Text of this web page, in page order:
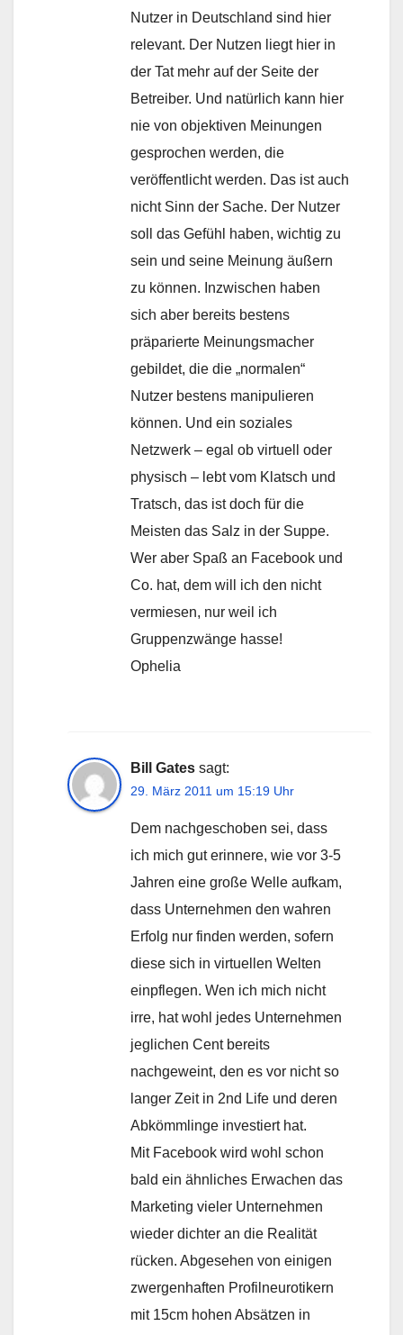
Nutzer in Deutschland sind hier
relevant. Der Nutzen liegt hier in
der Tat mehr auf der Seite der
Betreiber. Und natürlich kann hier
nie von objektiven Meinungen
gesprochen werden, die
veröffentlicht werden. Das ist auch
nicht Sinn der Sache. Der Nutzer
soll das Gefühl haben, wichtig zu
sein und seine Meinung äußern
zu können. Inzwischen haben
sich aber bereits bestens
präparierte Meinungsmacher
gebildet, die die „normalen“
Nutzer bestens manipulieren
können. Und ein soziales
Netzwerk – egal ob virtuell oder
physisch – lebt vom Klatsch und
Tratsch, das ist doch für die
Meisten das Salz in der Suppe.
Wer aber Spaß an Facebook und
Co. hat, dem will ich den nicht
vermiesen, nur weil ich
Gruppenzwänge hasse!
Ophelia
Bill Gates sagt:
29. März 2011 um 15:19 Uhr
Dem nachgeschoben sei, dass
ich mich gut erinnere, wie vor 3-5
Jahren eine große Welle aufkam,
dass Unternehmen den wahren
Erfolg nur finden werden, sofern
diese sich in virtuellen Welten
einpflegen. Wen ich mich nicht
irre, hat wohl jedes Unternehmen
jeglichen Cent bereits
nachgeweint, den es vor nicht so
langer Zeit in 2nd Life und deren
Abkömmlinge investiert hat.
Mit Facebook wird wohl schon
bald ein ähnliches Erwachen das
Marketing vieler Unternehmen
wieder dichter an die Realität
rücken. Abgesehen von einigen
zwergenhaften Profilneurotikern
mit 15cm hohen Absätzen in